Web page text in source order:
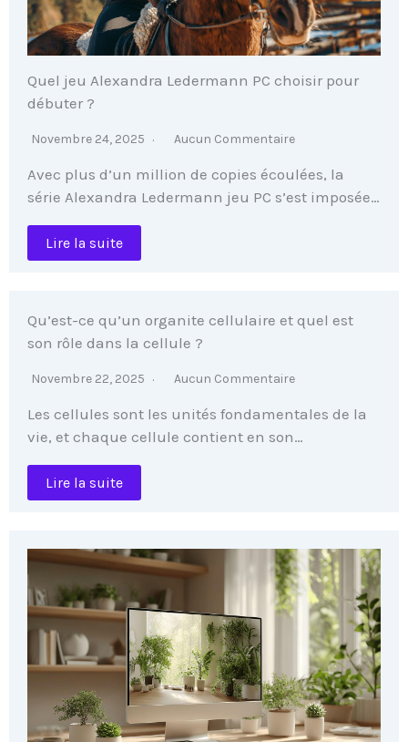
Quel jeu Alexandra Ledermann PC choisir pour
débuter ?
Novembre 24, 2025 Aucun Commentaire
Avec plus d’un million de copies écoulées, la
série Alexandra Ledermann jeu PC s’est imposée…
Lire la suite
Qu’est-ce qu’un organite cellulaire et quel est
son rôle dans la cellule ?
Novembre 22, 2025 Aucun Commentaire
Les cellules sont les unités fondamentales de la
vie, et chaque cellule contient en son…
Lire la suite